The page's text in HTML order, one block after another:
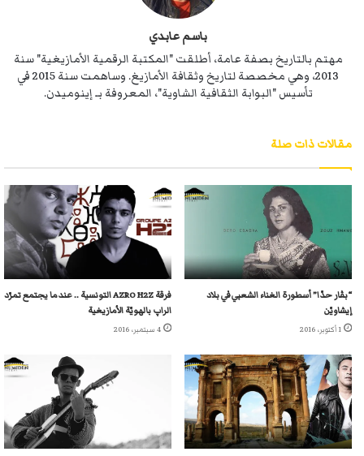
باسم عابدي
مهتم بالتاريخ بصفة عامة، أطلقت "المكتبة الرقمية الأمازيغية" سنة
2013، وهي مخصصة لتاريخ وثقافة الأمازيغ. وساهمت سنة 2015 في
تأسيس "البوابة الثقافية الشاوية"، المعروفة بـ إينوميدن.
مقالات ذات صلة
“بڤار حدّا” أسطورة الغناء الشعبي في بلاد
إيشاويّن
1 أكتوبر، 2016
فرقة AZRO H2Z التونسية .. عندما يجتمع تمرّد
الراپ بالهويّة الأمازيغية
4 سبتمبر، 2016